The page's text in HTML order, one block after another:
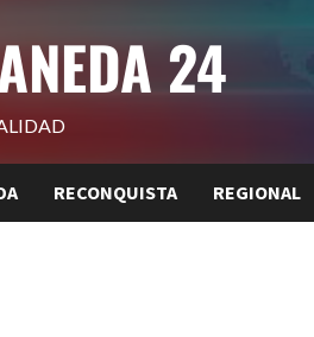
24
RECONQUISTA REGIONAL